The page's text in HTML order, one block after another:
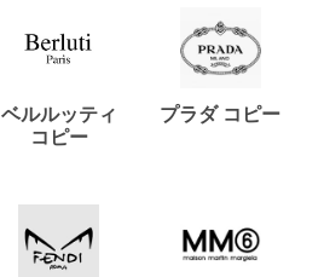
ベルルッティ
コピー
プラダ コピー